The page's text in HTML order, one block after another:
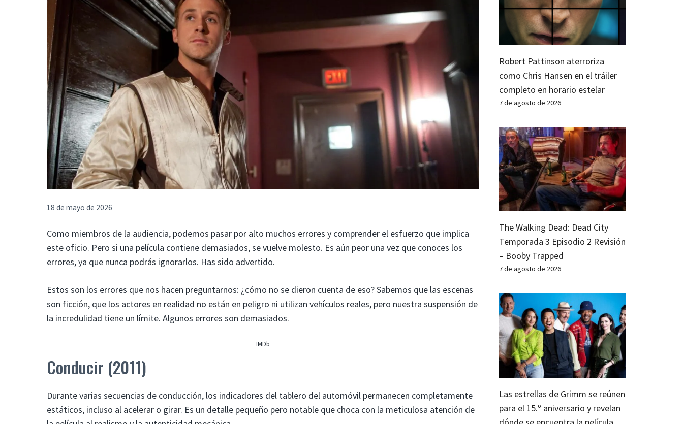
18 de mayo de 2026
Como miembros de la audiencia, podemos pasar por alto muchos errores y comprender el esfuerzo que implica
este oficio. Pero si una película contiene demasiados, se vuelve molesto. Es aún peor una vez que conoces los
errores, ya que nunca podrás ignorarlos. Has sido advertido.
Estos son los errores que nos hacen preguntarnos: ¿cómo no se dieron cuenta de eso? Sabemos que las escenas
son ficción, que los actores en realidad no están en peligro ni utilizan vehículos reales, pero nuestra suspensión de
la incredulidad tiene un límite. Algunos errores son demasiados.
IMDb
Conducir (2011)
Durante varias secuencias de conducción, los indicadores del tablero del automóvil permanecen completamente
estáticos, incluso al acelerar o girar. Es un detalle pequeño pero notable que choca con la meticulosa atención de
Robert Pattinson aterroriza
como Chris Hansen en el tráiler
completo en horario estelar
7 de agosto de 2026
The Walking Dead: Dead City
Temporada 3 Episodio 2 Revisión
– Booby Trapped
7 de agosto de 2026
Las estrellas de Grimm se reúnen
para el 15.º aniversario y revelan